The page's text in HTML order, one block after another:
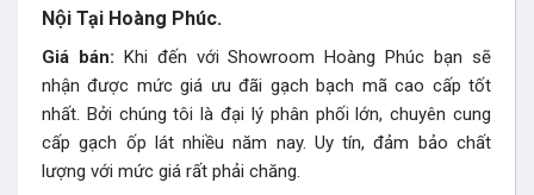
Nội Tại Hoàng Phúc.
Giá bán: Khi đến với Showroom Hoàng Phúc bạn sẽ
nhận được mức giá ưu đãi gạch bạch mã cao cấp tốt
nhất. Bởi chúng tôi là đại lý phân phối lớn, chuyên cung
cấp gạch ốp lát nhiều năm nay. Uy tín, đảm bảo chất
lượng với mức giá rất phải chăng.